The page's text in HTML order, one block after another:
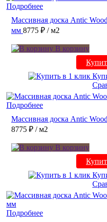
Подробнее
Массивная доска Antic
мм 8775 ₽ / м2
В корзину
Подробнее
Массивная доска Antic
8775 ₽ / м2
В корзину
Подробнее